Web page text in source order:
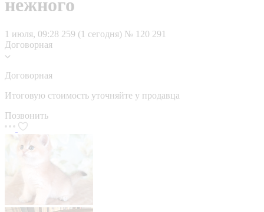
нежного
1 июля, 09:28 259 (1 сегодня) № 120 291
Договорная
Договорная
Итоговую стоимость уточняйте у продавца
Позвонить